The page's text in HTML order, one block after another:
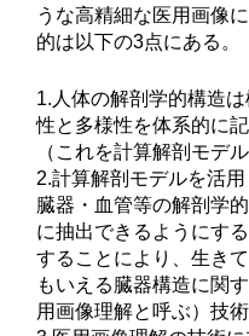
うな高精細な医用画像
的は以下の3点にある。
1.人体の解剖学的構造
性と多様性を体系的に
（これを計算解剖モデ
2.計算解剖モデルを活
臓器・血管等の解剖学
に抽出できるようにす
することにより、生き
もいえる臓器構造に関
用画像理解と呼ぶ）技